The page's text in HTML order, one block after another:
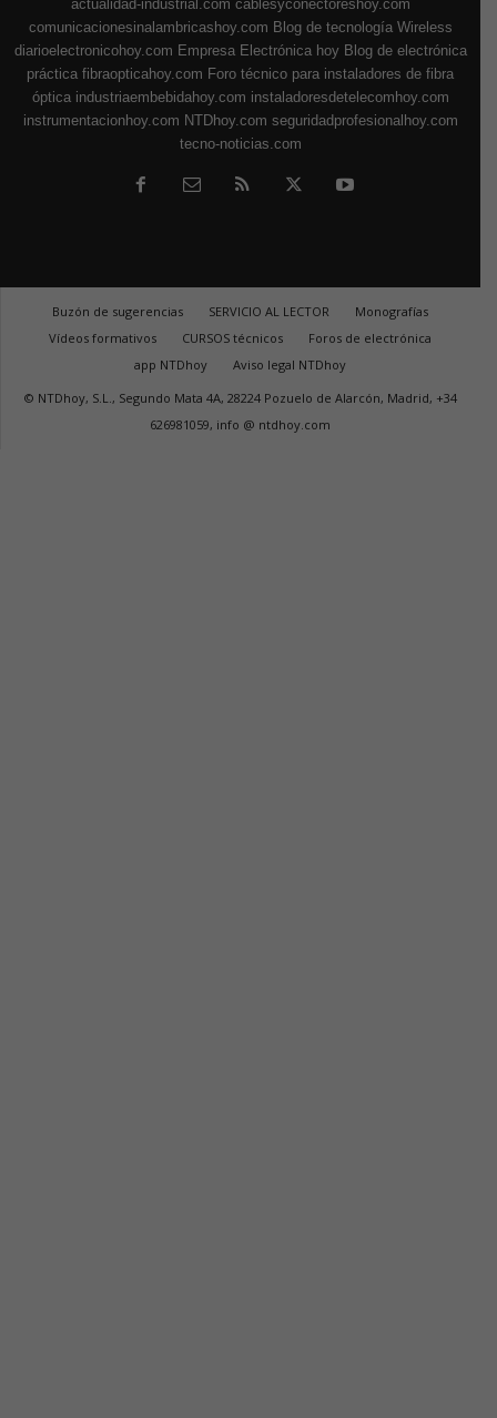
actualidad-industrial.com cablesyconectoreshoy.com
comunicacionesinalambricashoy.com Blog de tecnología Wireless
diarioelectronicohoy.com Empresa Electrónica hoy Blog de electrónica
práctica fibraopticahoy.com Foro técnico para instaladores de fibra
óptica industriaembebidahoy.com instaladoresdetelecomhoy.com
instrumentacionhoy.com NTDhoy.com seguridadprofesionalhoy.com
tecno-noticias.com
Buzón de sugerencias SERVICIO AL LECTOR
Monografías
Vídeos formativos
CURSOS técnicos
Foros de electrónica
app NTDhoy
Aviso legal NTDhoy
© NTDhoy, S.L., Segundo Mata 4A, 28224 Pozuelo de Alarcón, Madrid, +34
626981059, info @ ntdhoy.com